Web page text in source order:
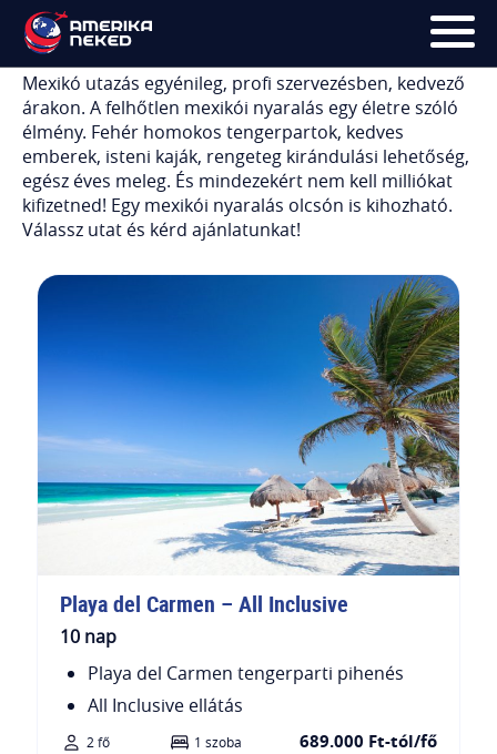
FŐOLDAL
UTAK
HÍRLEVÉL
Mexikói nyaralás
Mexikó utazás egyénileg, profi szervezésben, kedvező
árakon. A felhőtlen mexikói nyaralás egy életre szóló
élmény. Fehér homokos tengerpartok, kedves
emberek, isteni kaják, rengeteg kirándulási lehetőség,
egész éves meleg. És mindezekért nem kell milliókat
kifizetned! Egy mexikói nyaralás olcsón is kihozható.
Válassz utat és kérd ajánlatunkat!
Playa del Carmen – All Inclusive
10 nap
Playa del Carmen tengerparti pihenés
All Inclusive ellátás
2 fő 1 szoba 689.000 Ft-tól/fő